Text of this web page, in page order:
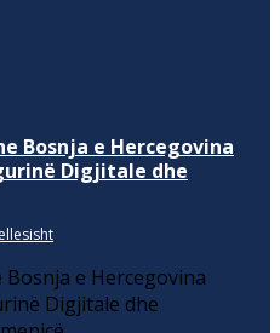
Bosnja e Hercegovina
Digjitale dhe
e Hercegovina
Digjitale dhe